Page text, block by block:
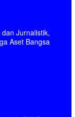
Jurnalistik,
Aset Bangsa